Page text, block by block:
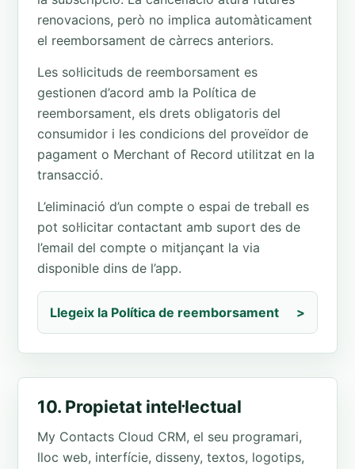
renovacions, però no implica automàticament
el reemborsament de càrrecs anteriors.
Les sol·licituds de reemborsament es
gestionen d’acord amb la Política de
reemborsament, els drets obligatoris del
consumidor i les condicions del proveïdor de
pagament o Merchant of Record utilitzat en la
transacció.
L’eliminació d’un compte o espai de treball es
pot sol·licitar contactant amb suport des de
l’email del compte o mitjançant la via
disponible dins de l’app.
Llegeix la Política de reemborsament >
10. Propietat intel·lectual
My Contacts Cloud CRM, el seu programari,
lloc web, interfície, disseny, textos, logotips,